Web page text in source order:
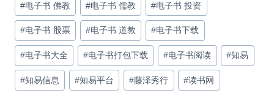
#电子书 佛教 #电子书 儒教 #电子书 投资
#电子书 股票 #电子书 道教 #电子书下载
#电子书大全 #电子书打包下载 #电子书阅读 #知易
#知易信息 #知易平台 #藤泽秀行 #读书网